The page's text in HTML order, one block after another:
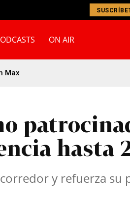
ON AIR
Max
hasta
y refuerza su